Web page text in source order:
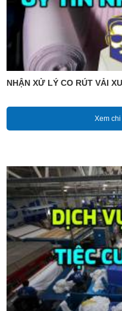
NHẬN XỬ LÝ CO RÚT VẢI
Xem